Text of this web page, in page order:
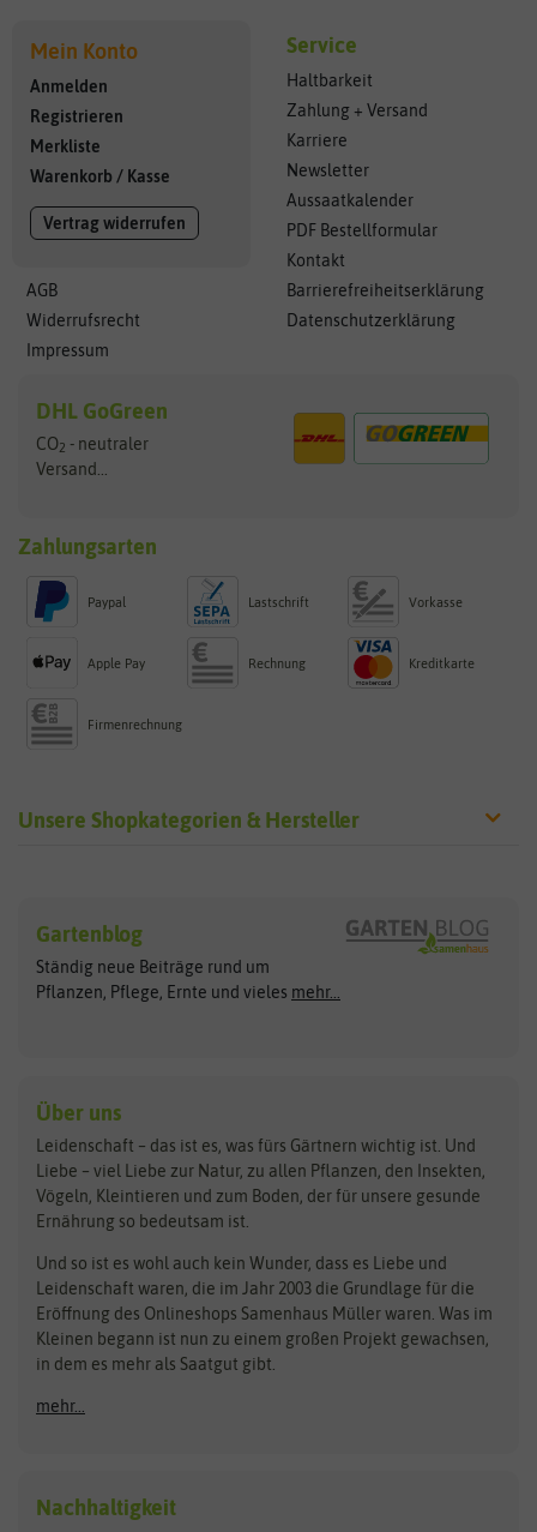
Mein Konto
Anmelden
Registrieren
Merkliste
Warenkorb / Kasse
Vertrag widerrufen
AGB
Widerrufsrecht
Impressum
Service
Haltbarkeit
Zahlung + Versand
Karriere
Newsletter
Aussaatkalender
PDF Bestellformular
Kontakt
Barrierefreiheitserklärung
Datenschutzerklärung
DHL GoGreen
CO2 - neutraler
Versand...
Zahlungsarten
Paypal Lastschrift Vorkasse
Apple Pay Rechnung Kreditkarte
Firmenrechnung
Unsere Shopkategorien & Hersteller
Exotische Samen
Gemüsesamen
Gründünger
Kräutersamen
Obstsamen
Pilzbrut
Rasensamen
Steckzwiebeln
Zimmer & Kübelpflanzen
Kataloge
Schnäppchen
Anzucht & Gartenzubehör
Anzuchtschalen
Heizmatte & Heizkabel
Arche Noah
ASB Greenworld
Benary
Bingenheimer Saatgut
BioBalu
Bionana
BIOWOL
Blumicorn
Bûten Birds
Carl Pabst
Clever Pots
COMPO
Dürr-Samen
elho
Feldsaaten Freudenberger
Fertil
Flora Elite
Gartenblog
Ständig neue Beiträge rund um
Pflanzen, Pflege, Ernte und vieles mehr...
Über uns
Leidenschaft – das ist es, was fürs Gärtnern wichtig ist. Und
Liebe – viel Liebe zur Natur, zu allen Pflanzen, den Insekten,
Vögeln, Kleintieren und zum Boden, der für unsere gesunde
Ernährung so bedeutsam ist.
Und so ist es wohl auch kein Wunder, dass es Liebe und
Leidenschaft waren, die im Jahr 2003 die Grundlage für die
Eröffnung des Onlineshops Samenhaus Müller waren. Was im
Kleinen begann ist nun zu einem großen Projekt gewachsen,
in dem es mehr als Saatgut gibt.
mehr...
Nachhaltigkeit